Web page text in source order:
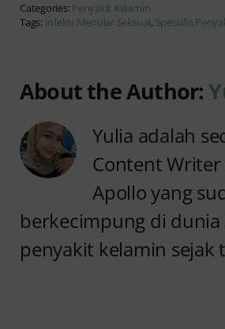
Categories: Penyakit Kelamin
Tags: Infeksi Menular Seksual, Spesialis
About the Author:
Yulia adalah
Content
Apollo yang
berkecimpung di dunia
penyakit kelamin sejak
Penyebab